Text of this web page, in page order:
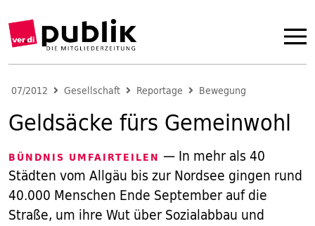
07/2012 Gesellschaft Reportage Bewegung
Geldsäcke fürs Gemeinwohl
BÜNDNIS UMFAIRTEILEN — In mehr als 40
Städten vom Allgäu bis zur Nordsee gingen rund
40.000 Menschen Ende September auf die
Straße, um ihre Wut über Sozialabbau und